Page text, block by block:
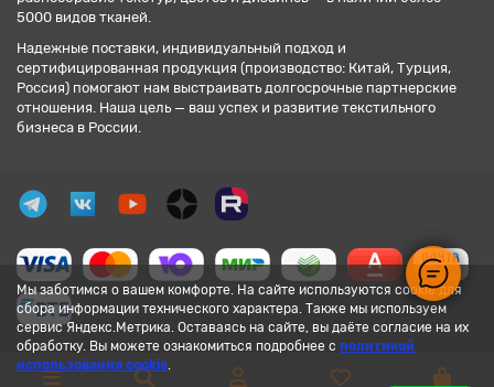
Мы заботимся о вашем комфорте. На сайте используются cookie для
сбора информации технического характера. Также мы используем
сервис Яндекс.Метрика. Оставаясь на сайте, вы даёте согласие на их
обработку. Вы можете ознакомиться подробнее с политикой
использования cookie.
5000 видов тканей.
Надежные поставки, индивидуальный подход и
сертифицированная продукция (производство: Китай, Турция,
Россия) помогают нам выстраивать долгосрочные партнерские
отношения. Наша цель — ваш успех и развитие текстильного
бизнеса в России.